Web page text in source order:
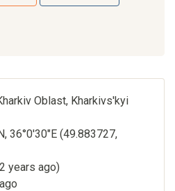
Oblast, Kharkivs'kyi
36°0'30"E (49.883727,
years ago)